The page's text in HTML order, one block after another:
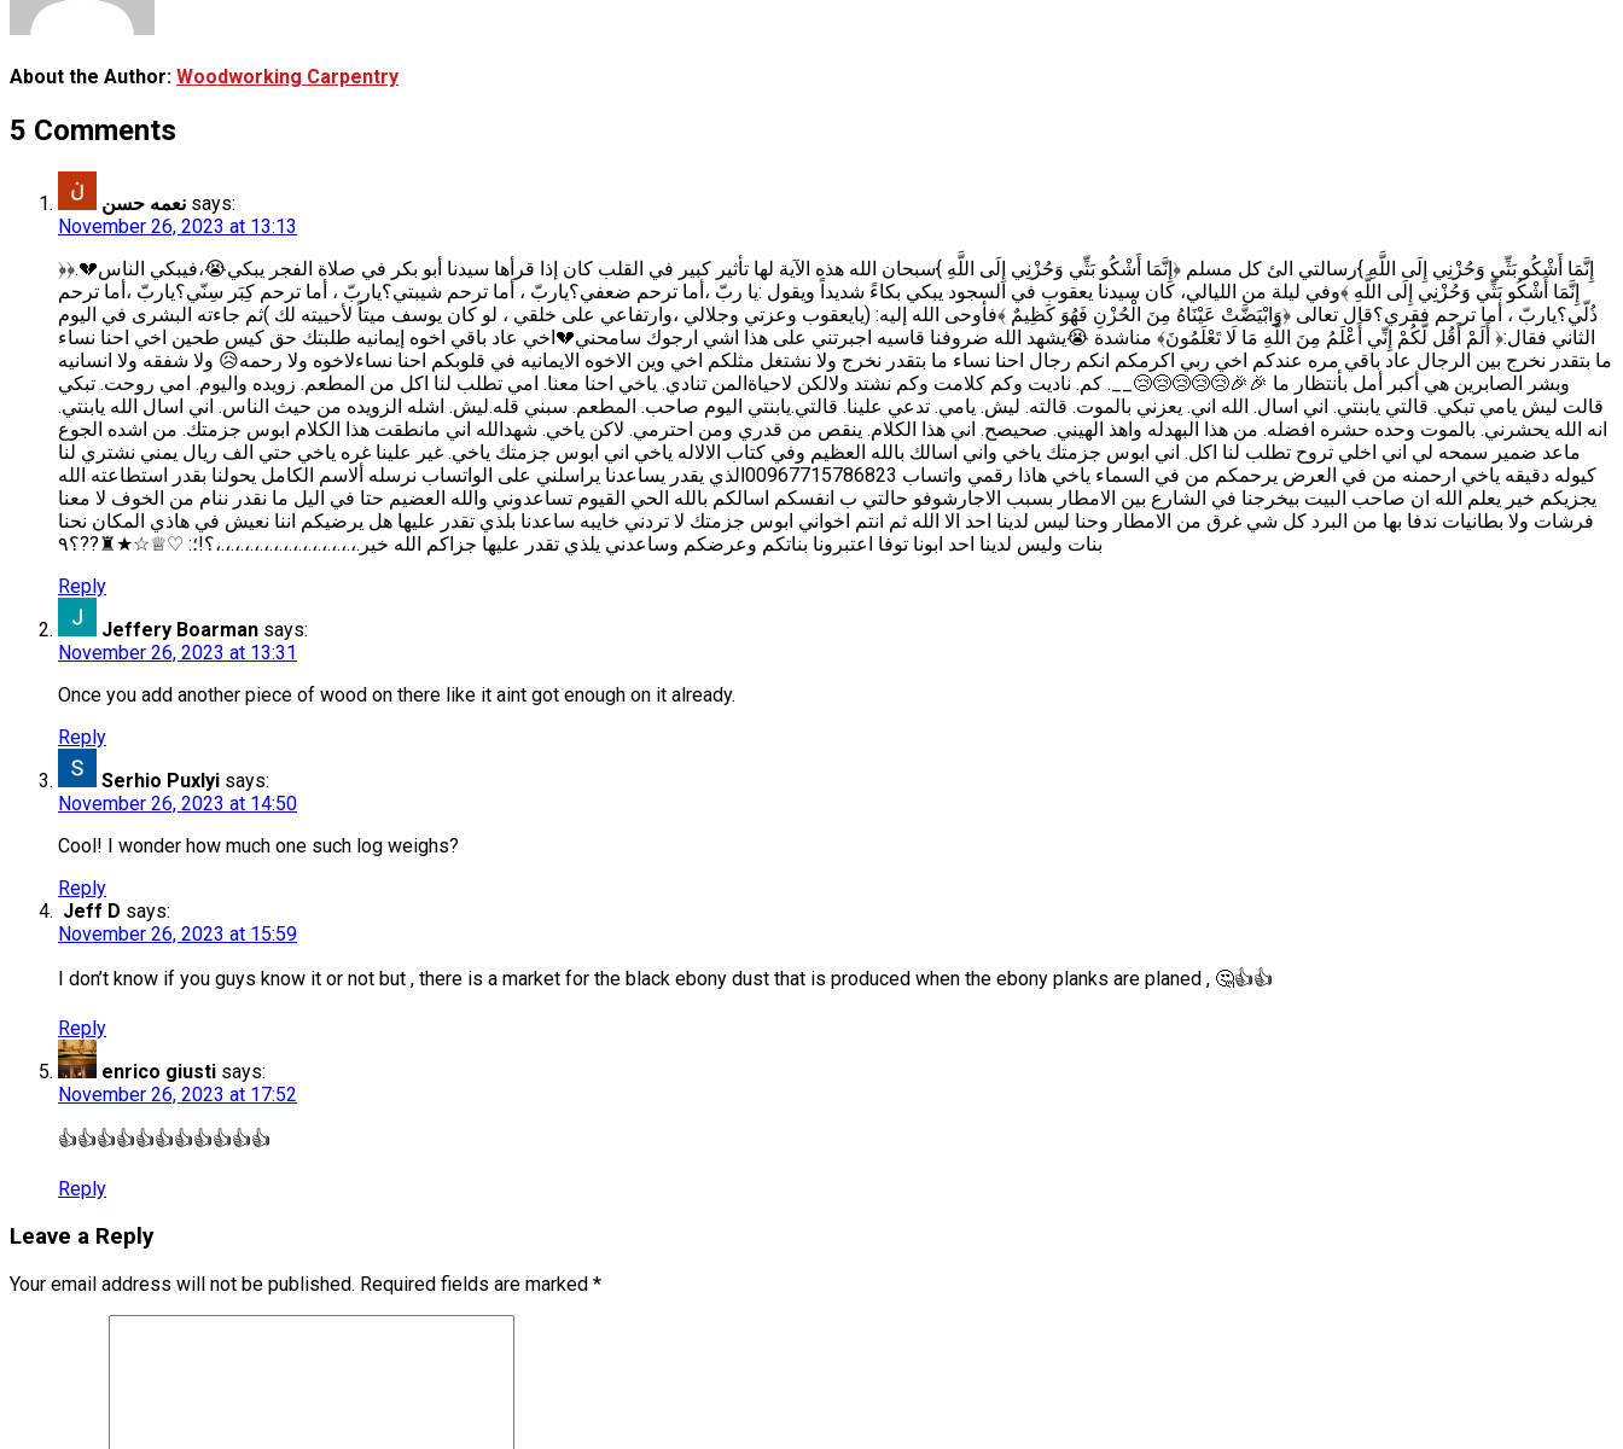
About the Author: Woodworking Carpentry
5 Comments
نعمه حسن says:
November 26, 2023 at 13:13
﴿إِنَّمَا أَشْكُو بَثِّي وَحُزْنِي إِلَى اللَّهِ }رسالتي الئ كل مسلم ﴿إِنَّمَا أَشْكُو بَثِّي وَحُزْنِي إِلَى اللَّهِ }سبحان الله هذه الآية لها تأثير كبير في القلب كان إذا قرأها سيدنا أبو بكر في صلاة الفجر يبكي😭،فيبكي الناس💔.﴿
إِنَّمَا أَشْكُو بَثِّي وَحُزْنِي إِلَى اللَّهِ ﴾وفي ليلة من الليالي، كان سيدنا يعقوب في السجود يبكي بكاءً شديداً ويقول :يا ربّ ،أما ترحم ضعفي؟ياربّ ، أما ترحم شيبتي؟ياربّ ، أما ترحم كِبَر سِنّي؟ياربّ ،أما ترحم
ذُلّي؟ياربّ ، أما ترحم فقري؟قال تعالى ﴿وَابْيَضَّتْ عَيْنَاهُ مِنَ الْحُزْنِ فَهُوَ كَظِيمٌ ﴾فأوحى الله إليه: (يايعقوب وعزتي وجلالي ،وارتفاعي على خلقي ، لو كان يوسف ميتاً لأحييته لك )ثم جاءته البشرى في اليوم
الثاني فقال:﴿ أَلَمْ أَقُل لَّكُمْ إِنِّي أَعْلَمُ مِنَ اللَّهِ مَا لَا تَعْلَمُونَ﴾ مناشدة 😭يشهد الله ضروفنا قاسيه اجبرتني على هذا اشي ارجوك سامحني💔اخي عاد باقي اخوه إيمانيه طلبتك حق كيس طحين اخي احنا نساء
ما بتقدر نخرج بين الرجال عاد باقي مره عندكم اخي ربي اكرمكم انكم رجال احنا نساء ما بتقدر نخرج ولا نشتغل مثلكم اخي وين الاخوه الايمانيه في قلوبكم احنا نساءلاخوه ولا رحمه😥 ولا شفقه ولا انسانيه
وبشر الصابرين هي أكبر أمل بأنتظار ما 🎉🎉😢😢😢😢😢__. كم. ناديت وكم كلامت وكم نشتد ولالكن لاحياةالمن تنادي. ياخي احنا معنا. امي تطلب لنا اكل من المطعم. زويده واليوم. امي روحت. تبكي
قالت ليش يامي تبكي. قالتي يابنتي. اني اسال. الله اني. يعزني بالموت. قالته. ليش. يامي. تدعي علينا. قالتي.يابنتي اليوم صاحب. المطعم. سبني قله.ليش. اشله الزويده من حيث الناس. اني اسال الله يابنتي.
انه الله يحشرني. بالموت وحده حشره افضله. من هذا البهدله واهذ الهيني. صحيصح. اني هذا الكلام. ينقص من قدري ومن احترمي. لاكن ياخي. شهدالله اني مانطقت هذا الكلام ابوس جزمتك. من اشده الجوع
ماعد ضمير سمحه لي اني اخلي تروح تطلب لنا اكل. اني ابوس جزمتك ياخي واني اسالك بالله العظيم وفي كتاب الالاله ياخي اني ابوس جزمتك ياخي. غير علينا غره ياخي حتي الف ريال يمني نشتري لنا
كيوله دقيقه ياخي ارحمنه من في العرض يرحمكم من في السماء ياخي هاذا رقمي واتساب 00967715786823الذي يقدر يساعدنا يراسلني على الواتساب نرسله ألاسم الكامل يحولنا بقدر استطاعته الله
يجزيكم خير يعلم الله ان صاحب البيت بيخرجنا في الشارع بين الامطار بسبب الاجارشوفو حالتي ب انفسكم اسالكم بالله الحي القيوم تساعدوني والله العضيم حتا في اليل ما نقدر ننام من الخوف لا معنا
فرشات ولا بطانيات ندفا بها من البرد كل شي غرق من الامطار وحنا ليس لدينا احد الا الله ثم انتم اخواني ابوس جزمتك لا تردني خايبه ساعدنا بلذي تقدر عليها هل يرضيكم اننا نعيش في هاذي المكان نحنا
بنات وليس لدينا احد ابونا توفا اعتبرونا بناتكم وعرضكم وساعدني يلذي تقدر عليها جزاكم الله خير.،.،.،.،.،.،.،.،.،.،.،.،.،.،.،؟!؛: ♡♕☆★♜??؟٩
Reply
Jeffery Boarman says:
November 26, 2023 at 13:31
Once you add another piece of wood on there like it aint got enough on it already.
Reply
Serhio Puxlyi says:
November 26, 2023 at 14:50
Cool! I wonder how much one such log weighs?
Reply
Jeff D says:
November 26, 2023 at 15:59
I don’t know if you guys know it or not but , there is a market for the black ebony dust that is produced when the ebony planks are planed , 🤔👍👍
Reply
enrico giusti says:
November 26, 2023 at 17:52
👍👍👍👍👍👍👍👍👍👍👍
Reply
Leave a Reply
Your email address will not be published. Required fields are marked *